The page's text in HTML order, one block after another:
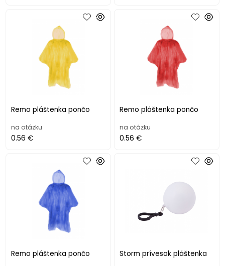
Remo pláštenka pončo
na otázku
0.56 €
Remo pláštenka pončo
na otázku
0.56 €
Remo pláštenka pončo Storm prívesok pláštenka